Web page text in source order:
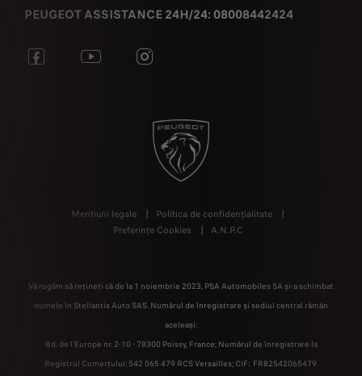
PEUGEOT ASSISTANCE 24H/24: 08008442424
Mențiuni legale
Politica de confidențialitate
Preferințe Cookies
A.N.P.C
Vă rugăm să rețineți că de la 1 noiembrie 2023, PSA Automobiles SA și-a schimbat
numele în Stellantis Auto SAS. Numărul de înregistrare și sediul central rămân
aceleași:
Bd. de l'Europe nr. 2-10 - 78300 Poissy, France; Numărul de înregistrare la
Registrul Comerțului: 542 065 479 RCS Versailles; CIF: FR82542065479.